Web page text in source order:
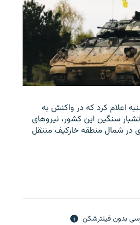
اعلام کرد که در واکنش به
سنگین این کشور، نیروهای
در شمال منطقه خارکیف منتقل
بدون فیلترشکن